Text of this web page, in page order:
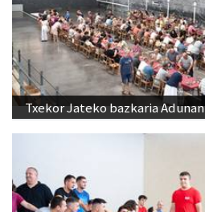
Txekor Jateko bazkaria Adunan